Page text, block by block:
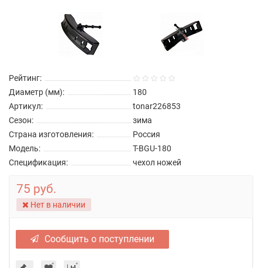
Рейтинг:
Диаметр (мм):
180
Артикул:
tonar226853
Сезон:
зима
Страна изготовления:
Россия
Модель:
T-BGU-180
Спецификация:
чехол ножей
75 руб.
Нет в наличии
Сообщить о поступлении